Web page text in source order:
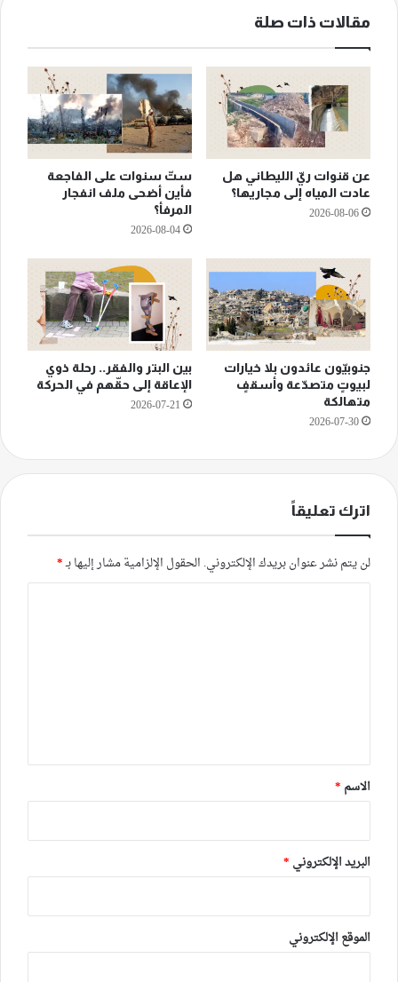
مقالات ذات صلة
عن قنوات ريّ الليطاني هل
عادت المياه إلى مجاريها؟
2026-08-06
ستّ سنوات على الفاجعة
فأين أضحى ملف انفجار
المرفأ؟
2026-08-04
جنوبيّون عائدون بلا خيارات
لبيوتٍ متصدّعة وأسقفٍ
متهالكة
2026-07-30
بين البتر والفقر.. رحلة ذوي
الإعاقة إلى حقّهم في الحركة
2026-07-21
اترك تعليقاً
لن يتم نشر عنوان بريدك الإلكتروني. الحقول الإلزامية مشار إليها بـ*
*
الاسم *
البريد الإلكتروني *
الموقع الإلكتروني